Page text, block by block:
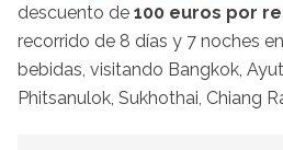
descuento de 100 euros por
recorrido de 8 días y 7 noches
bebidas, visitando Bangkok,
Phitsanulok, Sukhothai, Chiang